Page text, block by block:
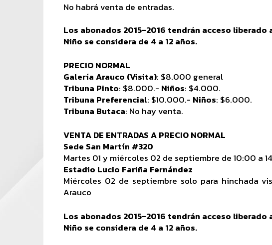
No habrá venta de entradas.
Los abonados 2015-2016 tendrán acceso
Niño se considera de 4 a 12 años.
PRECIO NORMAL
Galería Arauco (Visita): $8.000 general
Tribuna Pinto: $8.000.- Niños: $4.000.
Tribuna Preferencial: $10.000.- Niños: $6.000.
Tribuna Butaca: No hay venta.
VENTA DE ENTRADAS A PRECIO NORMAL
Sede San Martín #320
Martes 01 y miércoles 02 de septiembre de 10:00 a
Estadio Lucio Fariña Fernández
Miércoles 02 de septiembre solo para hinchada
Arauco
Los abonados 2015-2016 tendrán acceso
Niño se considera de 4 a 12 años.